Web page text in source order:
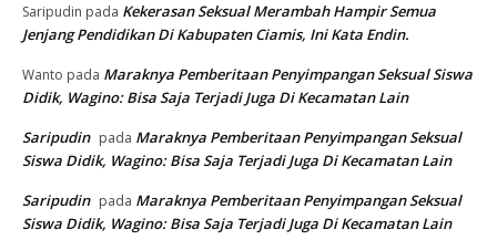
Saripudin pada Kekerasan Seksual Merambah Hampir Semua
Jenjang Pendidikan Di Kabupaten Ciamis, Ini Kata Endin.
Wanto pada Maraknya Pemberitaan Penyimpangan Seksual Siswa
Didik, Wagino: Bisa Saja Terjadi Juga Di Kecamatan Lain
Saripudin pada Maraknya Pemberitaan Penyimpangan Seksual
Siswa Didik, Wagino: Bisa Saja Terjadi Juga Di Kecamatan Lain
Saripudin pada Maraknya Pemberitaan Penyimpangan Seksual
Siswa Didik, Wagino: Bisa Saja Terjadi Juga Di Kecamatan Lain